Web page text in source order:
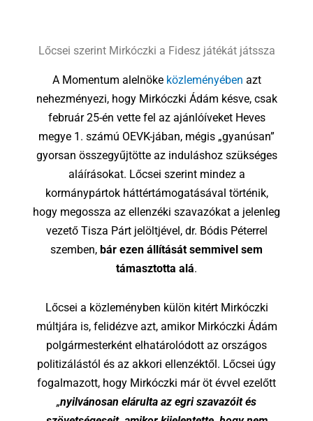
Lőcsei szerint Mirkóczki a Fidesz játékát játssza
A Momentum alelnöke közleményében azt
nehezményezi, hogy Mirkóczki Ádám késve, csak
február 25-én vette fel az ajánlóíveket Heves
megye 1. számú OEVK-jában, mégis „gyanúsan”
gyorsan összegyűjtötte az induláshoz szükséges
aláírásokat. Lőcsei szerint mindez a
kormánypártok háttértámogatásával történik,
hogy megossza az ellenzéki szavazókat a jelenleg
vezető Tisza Párt jelöltjével, dr. Bódis Péterrel
szemben, bár ezen állítását semmivel sem
támasztotta alá.
Lőcsei a közleményben külön kitért Mirkóczki
múltjára is, felidézve azt, amikor Mirkóczki Ádám
polgármesterként elhatárolódott az országos
politizálástól és az akkori ellenzéktől. Lőcsei úgy
fogalmazott, hogy Mirkóczki már öt évvel ezelőtt
„nyilvánosan elárulta az egri szavazóit és